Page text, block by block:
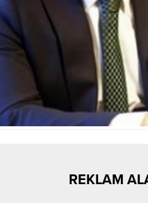
REKLAM